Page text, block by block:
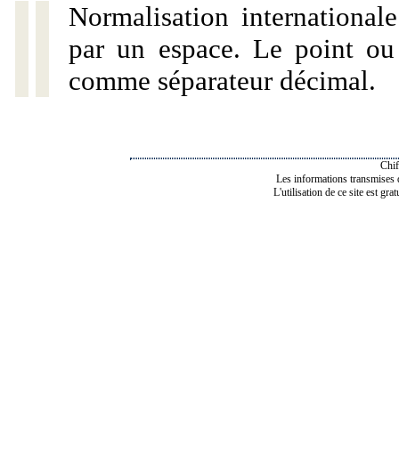
Normalisation
par un espace. Le point
comme séparateur décimal.
Les informations transmises
L'utilisation de ce site est